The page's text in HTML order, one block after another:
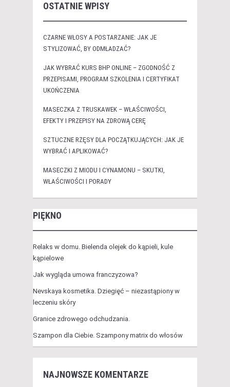
OSTATNIE WPISY
CZARNE WŁOSY A POSTARZANIE: JAK JE
STYLIZOWAĆ, BY ODMŁADZAĆ?
JAK WYBRAĆ KURS BHP ONLINE – ZGODNOŚĆ Z
PRZEPISAMI, PROGRAM SZKOLENIA I CERTYFIKAT
UKOŃCZENIA
MASECZKA Z TRUSKAWEK – WŁAŚCIWOŚCI,
EFEKTY I PRZEPISY NA ZDROWĄ CERĘ
SZTUCZNE RZĘSY DLA POCZĄTKUJĄCYCH: JAK JE
WYBRAĆ I APLIKOWAĆ?
MASECZKI Z MIODU I CYNAMONU – SKUTKI,
WŁAŚCIWOŚCI I PORADY
PIĘKNO
Relaks w domu. Bielenda olejek do kąpieli, kule
kąpielowe
Jak wygląda umowa franczyzowa?
Nevskaya kosmetika. Dziegięć – niezastąpiony w
leczeniu skóry
Granice zdrowego odchudzania.
Szampon dla Ciebie. Szampony matrix do włosów
NAJNOWSZE KOMENTARZE